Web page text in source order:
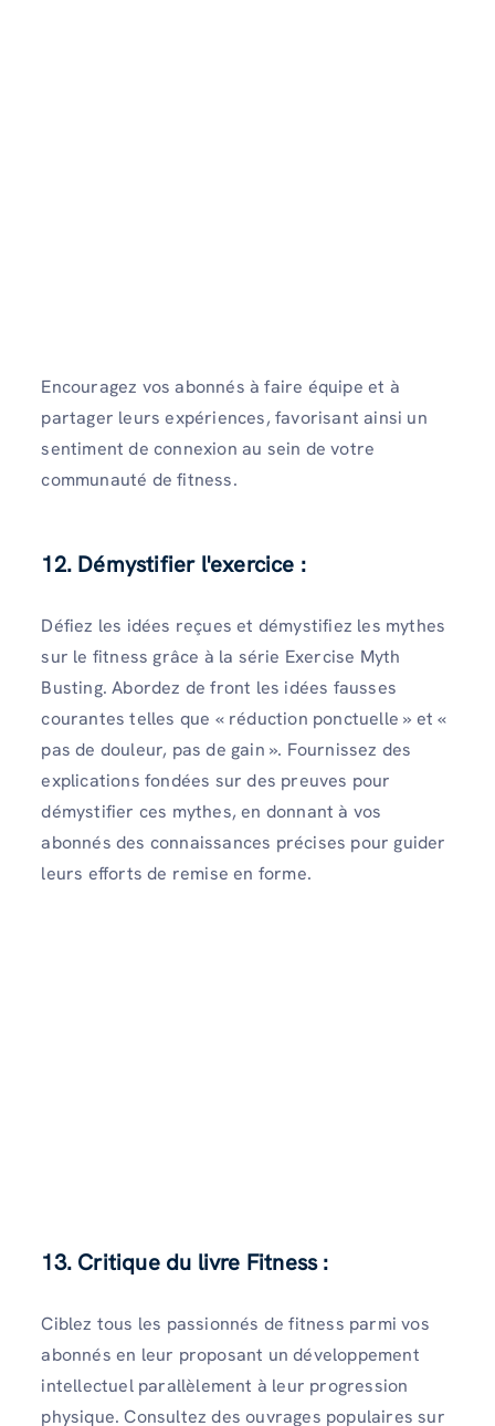
Encouragez vos abonnés à faire équipe et à
partager leurs expériences, favorisant ainsi un
sentiment de connexion au sein de votre
communauté de fitness.
12. Démystifier l'exercice :
Défiez les idées reçues et démystifiez les mythes
sur le fitness grâce à la série Exercise Myth
Busting. Abordez de front les idées fausses
courantes telles que « réduction ponctuelle » et «
pas de douleur, pas de gain ». Fournissez des
explications fondées sur des preuves pour
démystifier ces mythes, en donnant à vos
abonnés des connaissances précises pour guider
leurs efforts de remise en forme.
13. Critique du livre Fitness :
Ciblez tous les passionnés de fitness parmi vos
abonnés en leur proposant un développement
intellectuel parallèlement à leur progression
physique. Consultez des ouvrages populaires sur